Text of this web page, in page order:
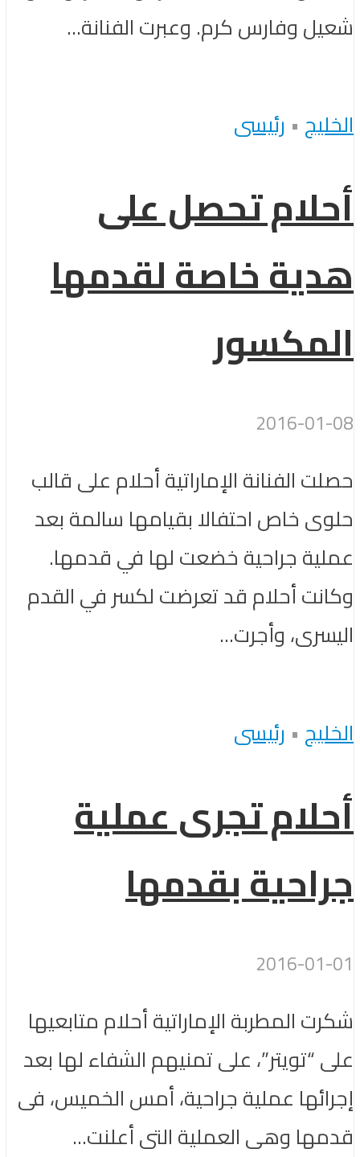
شعيل وفارس كرم. وعبرت الفنانة...
الخليج • رئيسى
أحلام تحصل على
هدية خاصة لقدمها
المكسور
2016-01-08
حصلت الفنانة الإماراتية أحلام على قالب
حلوى خاص احتفالا بقيامها سالمة بعد
عملية جراحية خضعت لها في قدمها.
وكانت أحلام قد تعرضت لكسر في القدم
اليسرى، وأجرت...
الخليج • رئيسى
أحلام تجرى عملية
جراحية بقدمها
2016-01-01
شكرت المطربة الإماراتية أحلام متابعيها
على “تويتر”، على تمنيهم الشفاء لها بعد
إجرائها عملية جراحية، أمس الخميس، فى
قدمها وهى العملية التى أعلنت...